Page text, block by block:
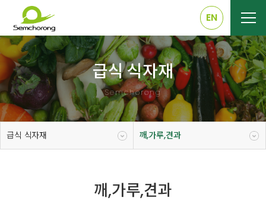
EN
급식 식자재
Semchorong
급식 식자재 깨,가루,견과
깨,가루,견과